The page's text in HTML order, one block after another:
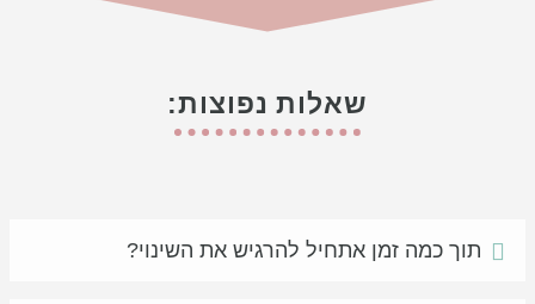
שאלות נפוצות:
תוך כמה זמן אתחיל להרגיש את השינוי?